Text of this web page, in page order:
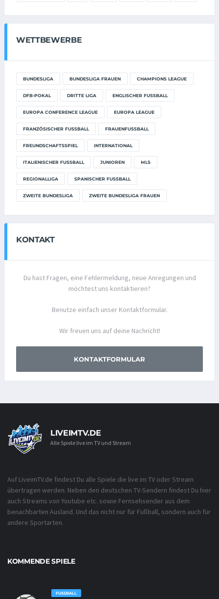
WETTBEWERBE
BUNDESLIGA BUNDESLIGA FRAUEN CHAMPIONS LEAGUE
DFB-POKAL DRITTE LIGA ENGLISCHER FUSSBALL
EUROPA CONFERENCE LEAGUE EUROPA LEAGUE
FRANZÖSISCHER FUSSBALL FRAUENFUSSBALL
FREUNDSCHAFTSSPIEL INTERNATIONAL
ITALIENISCHER FUSSBALL JUNIOREN MLS
REGIONALLIGA SPANISCHER FUSSBALL
ZWEITE BUNDESLIGA ZWEITE BUNDESLIGA FRAUEN
KONTAKT
Du hast Fragen, eine Fehlermeldung, neue Anregungen und
möchtest uns kontaktieren?
Benutze einfach unser Kontaktformular.
Wir freuen uns auf deine Nachricht!
KONTAKTFORMULAR
LIVEIMTV.DE
Alle Spiele live im TV und Stream
Auf LiveimTV.de findest Du alle Spiele die live im TV oder Stream
übertragen werden. Neben den deutschen TV-Sendern findest Du hier
auch Streams von Youtube etc. sowie Fernsehsender aus dem
benachbarten Ausland. Und das nicht nur für Fußball, sondern auch für
andere Sportarten.
KOMMENDE SPIELE
FUSSBALL